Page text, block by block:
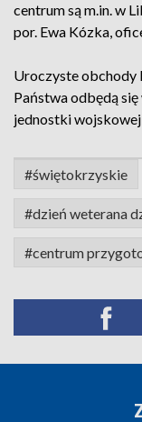
centrum są m.in. w
por. Ewa Kózka,
Uroczyste obchody
Państwa odbędą
jednostki
#świętokrzyskie
#dzień weterana
#centrum